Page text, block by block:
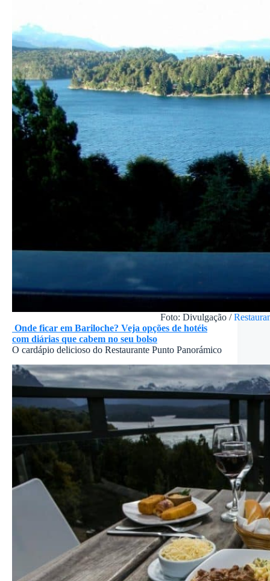
Foto: Divulgação /
Onde ficar em Bariloche? Veja opções de hotéis
com diárias que cabem no seu bolso
O cardápio delicioso do Restaurante Punto Panorámico